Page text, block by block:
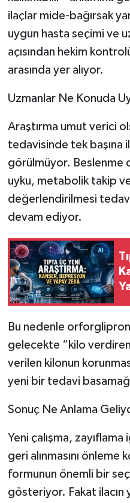
ilaçlar mide-bağırsak
uygun hasta seçimi ve
açısından hekim
arasında yer alıyor.
Uzmanlar Ne Konuda
Araştırma umut verici
tedavisinde tek başına
görülmüyor. Beslenme
uyku, metabolik takip
değerlendirilmesi
devam ediyor.
Bu nedenle
gelecekte “kilo
verilen kilonun
yeni bir tedavi
Sonuç Ne Anlama
Yeni çalışma,
geri alınmasını önleme
formunun önemli bir
gösteriyor. Fakat ilacın